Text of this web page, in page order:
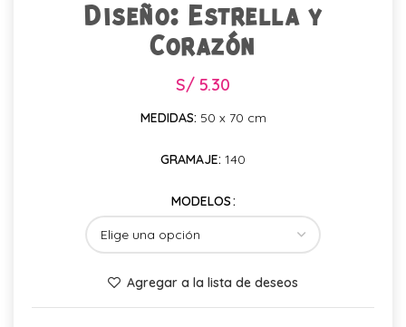
Diseño: Estrella y
Corazón
S/ 5.30
MEDIDAS: 50 x 70 cm
GRAMAJE: 140
MODELOS
Agregar a la lista de deseos